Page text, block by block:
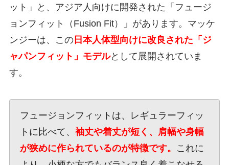
ット」と、アジア人向けに開発された「フュージ
ョンフィット（Fusion Fit）」があります。マッケ
ンジーは、この日本人体型向けに改良された「ジ
ャパンフィット」モデルとして展開されていま
す。
フュージョンフィットは、レギュラーフィッ
トに比べて、 袖丈や着丈が短く、肩幅や身幅
が狭めに作られているのが特徴です。
これに